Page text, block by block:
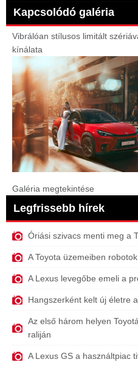
Kapcsolódó galéria
Vibrálóan stílusos limitált
kínálata
Galéria megtekintése
Legfrissebb hírek
Óriási szivacs menti meg a
A Toyota üzemeiben
A Lexus levegőbe emeli a
Hangszerként kelt új életre
Az első három helyen
raliján
A Lexus GS a használtpiac